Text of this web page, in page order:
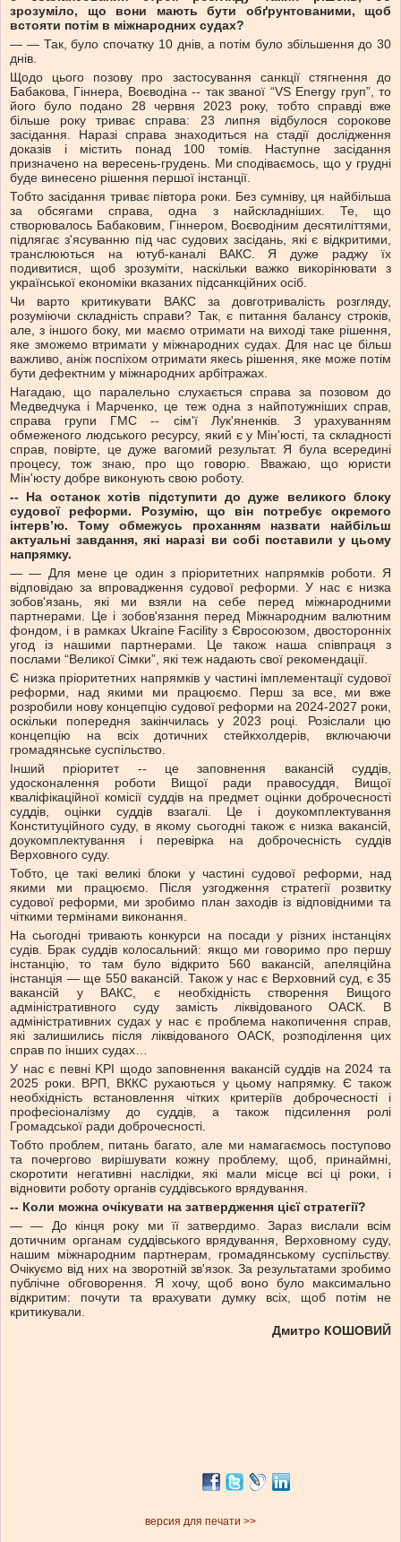
зрозуміло, що вони мають бути обґрунтованими, щоб
встояти потім в міжнародних судах?
— — Так, було спочатку 10 днів, а потім було збільшення до 30
днів.
Щодо цього позову про застосування санкції стягнення до
Бабакова, Гіннера, Воєводіна -- так званої “VS Energy груп”, то
його було подано 28 червня 2023 року, тобто справді вже
більше року триває справа: 23 липня відбулося сорокове
засідання. Наразі справа знаходиться на стадії дослідження
доказів і містить понад 100 томів. Наступне засідання
призначено на вересень-грудень. Ми сподіваємось, що у грудні
буде винесено рішення першої інстанції.
Тобто засідання триває півтора роки. Без сумніву, ця найбільша
за обсягами справа, одна з найскладніших. Те, що
створювалось Бабаковим, Гіннером, Воєводіним десятиліттями,
підлягає з'ясуванню під час судових засідань, які є відкритими,
транслюються на ютуб-каналі ВАКС. Я дуже раджу їх
подивитися, щоб зрозуміти, наскільки важко викорінювати з
української економіки вказаних підсанкційних осіб.
Чи варто критикувати ВАКС за довготривалість розгляду,
розуміючи складність справи? Так, є питання балансу строків,
але, з іншого боку, ми маємо отримати на виході таке рішення,
яке зможемо втримати у міжнародних судах. Для нас це більш
важливо, аніж поспіхом отримати якесь рішення, яке може потім
бути дефектним у міжнародних арбітражах.
Нагадаю, що паралельно слухається справа за позовом до
Медведчука і Марченко, це теж одна з найпотужніших справ,
справа групи ГМС -- сім'ї Лук'яненків. З урахуванням
обмеженого людського ресурсу, який є у Мін'юсті, та складності
справ, повірте, це дуже вагомий результат. Я була всередині
процесу, тож знаю, про що говорю. Вважаю, що юристи
Мін'юсту добре виконують свою роботу.
-- На останок хотів підступити до дуже великого блоку
судової реформи. Розумію, що він потребує окремого
інтерв’ю. Тому обмежусь проханням назвати найбільш
актуальні завдання, які наразі ви собі поставили у цьому
напрямку.
— — Для мене це один з пріоритетних напрямків роботи. Я
відповідаю за впровадження судової реформи. У нас є низка
зобов'язань, які ми взяли на себе перед міжнародними
партнерами. Це і зобов'язання перед Міжнародним валютним
фондом, і в рамках Ukraine Facility з Євросоюзом, двосторонніх
угод із нашими партнерами. Це також наша співпраця з
послами “Великої Сімки”, які теж надають свої рекомендації.
Є низка пріоритетних напрямків у частині імплементації судової
реформи, над якими ми працюємо. Перш за все, ми вже
розробили нову концепцію судової реформи на 2024-2027 роки,
оскільки попередня закінчилась у 2023 році. Розіслали цю
концепцію на всіх дотичних стейкхолдерів, включаючи
громадянське суспільство.
Інший пріоритет -- це заповнення вакансій суддів,
удосконалення роботи Вищої ради правосуддя, Вищої
кваліфікаційної комісії суддів на предмет оцінки доброчесності
суддів, оцінки суддів взагалі. Це і доукомплектування
Конституційного суду, в якому сьогодні також є низка вакансій,
доукомплектування і перевірка на доброчесність суддів
Верховного суду.
Тобто, це такі великі блоки у частині судової реформи, над
якими ми працюємо. Після узгодження стратегії розвитку
судової реформи, ми зробимо план заходів із відповідними та
чіткими термінами виконання.
На сьогодні тривають конкурси на посади у різних інстанціях
судів. Брак суддів колосальний: якщо ми говоримо про першу
інстанцію, то там було відкрито 560 вакансій, апеляційна
інстанція — ще 550 вакансій. Також у нас є Верховний суд, є 35
вакансій у ВАКС, є необхідність створення Вищого
адміністративного суду замість ліквідованого ОАСК. В
адміністративних судах у нас є проблема накопичення справ,
які залишились після ліквідованого ОАСК, розподілення цих
справ по інших судах…
У нас є певні KPI щодо заповнення вакансій суддів на 2024 та
2025 роки. ВРП, ВККС рухаються у цьому напрямку. Є також
необхідність встановлення чітких критеріїв доброчесності і
професіоналізму до суддів, а також підсилення ролі
Громадської ради доброчесності.
Тобто проблем, питань багато, але ми намагаємось поступово
та почергово вирішувати кожну проблему, щоб, принаймні,
скоротити негативні наслідки, які мали місце всі ці роки, і
відновити роботу органів суддівського врядування.
-- Коли можна очікувати на затвердження цієї стратегії?
— — До кінця року ми її затвердимо. Зараз вислали всім
дотичним органам суддівського врядування, Верховному суду,
нашим міжнародним партнерам, громадянському суспільству.
Очікуємо від них на зворотній зв'язок. За результатами зробимо
публічне обговорення. Я хочу, щоб воно було максимально
відкритим: почути та врахувати думку всіх, щоб потім не
критикували.
Дмитро КОШОВИЙ
версия для печати >>